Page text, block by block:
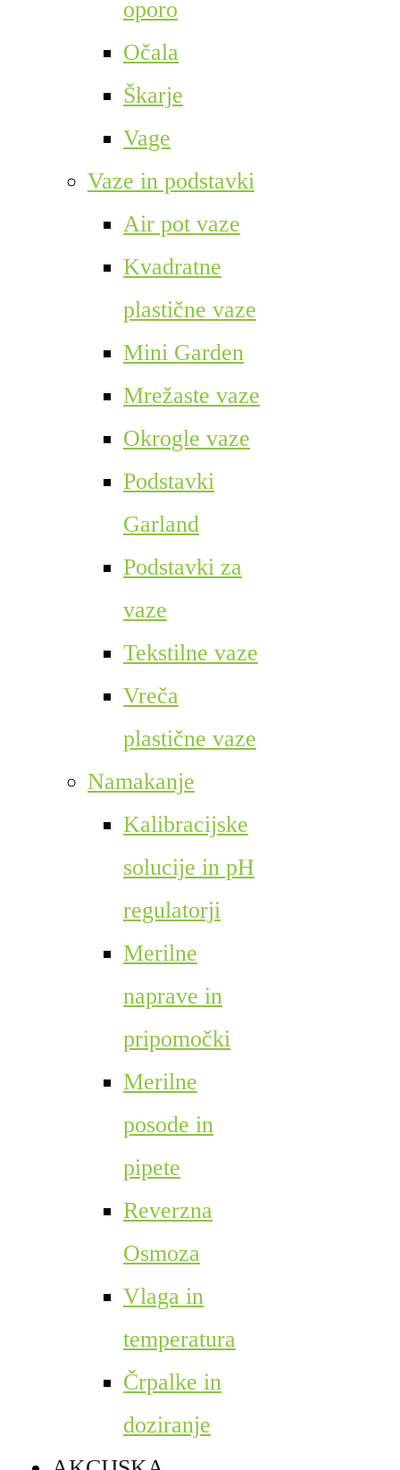
oporo
Očala
Škarje
Vage
Vaze in podstavki
Air pot vaze
Kvadratne
plastične vaze
Mini Garden
Mrežaste vaze
Okrogle vaze
Podstavki
Garland
Podstavki za
vaze
Tekstilne vaze
Vreča
plastične vaze
Namakanje
Kalibracijske
solucije in pH
regulatorji
Merilne
naprave in
pripomočki
Merilne
posode in
pipete
Reverzna
Osmoza
Vlaga in
temperatura
Črpalke in
doziranje